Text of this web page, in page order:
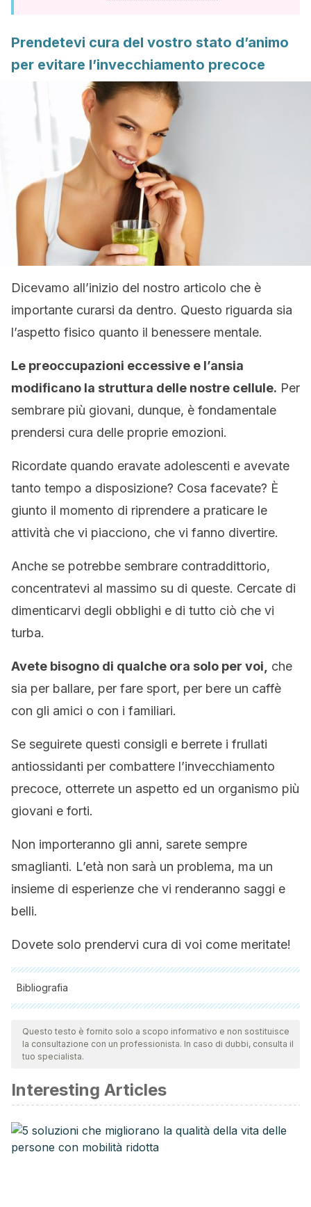
Prendetevi cura del vostro stato d’animo
per evitare l’invecchiamento precoce
Dicevamo all’inizio del nostro articolo che è
importante curarsi da dentro. Questo riguarda sia
l’aspetto fisico quanto il benessere mentale.
Le preoccupazioni eccessive e l’ansia
modificano la struttura delle nostre cellule. Per
sembrare più giovani, dunque, è fondamentale
prendersi cura delle proprie emozioni.
Ricordate quando eravate adolescenti e avevate
tanto tempo a disposizione? Cosa facevate? È
giunto il momento di riprendere a praticare le
attività che vi piacciono, che vi fanno divertire.
Anche se potrebbe sembrare contraddittorio,
concentratevi al massimo su di queste. Cercate di
dimenticarvi degli obblighi e di tutto ciò che vi
turba.
Avete bisogno di qualche ora solo per voi,
che
sia per ballare, per fare sport, per bere un caffè
con gli amici o con i familiari.
Se seguirete questi consigli e berrete i frullati
antiossidanti per combattere l’invecchiamento
precoce, otterrete un aspetto ed un organismo più
giovani e forti.
Non importeranno gli anni, sarete sempre
smaglianti. L’età non sarà un problema, ma un
insieme di esperienze che vi renderanno saggi e
belli.
Dovete solo prendervi cura di voi come meritate!
Bibliografia
Tutte le fonti citate sono state esaminate a fondo dal nostro
team per garantirne la qualità, l'affidabilità, l'attualità e la
validità. La bibliografia di questo articolo è stata considerata
Matilde Murga [Internet]. 2011.
daño en el ADN durante la gestación acelera el
envejecimiento futuro.[Consultado el 15/12/2018].
Disponible
Questo testo è fornito solo a scopo informativo e non sostituisce
la consultazione con un professionista. In caso di dubbi, consulta il
tuo specialista.
Interesting Articles